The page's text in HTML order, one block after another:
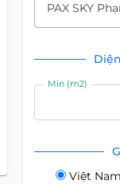
PAX SKY
Min (m2)
Việt